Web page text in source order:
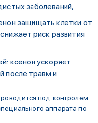
заболеваний,
защищать клетки от
риск развития
ксенон ускоряет
после травм и
под контролем
аппарата по